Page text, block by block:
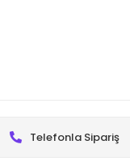
Telefonla Sipariş